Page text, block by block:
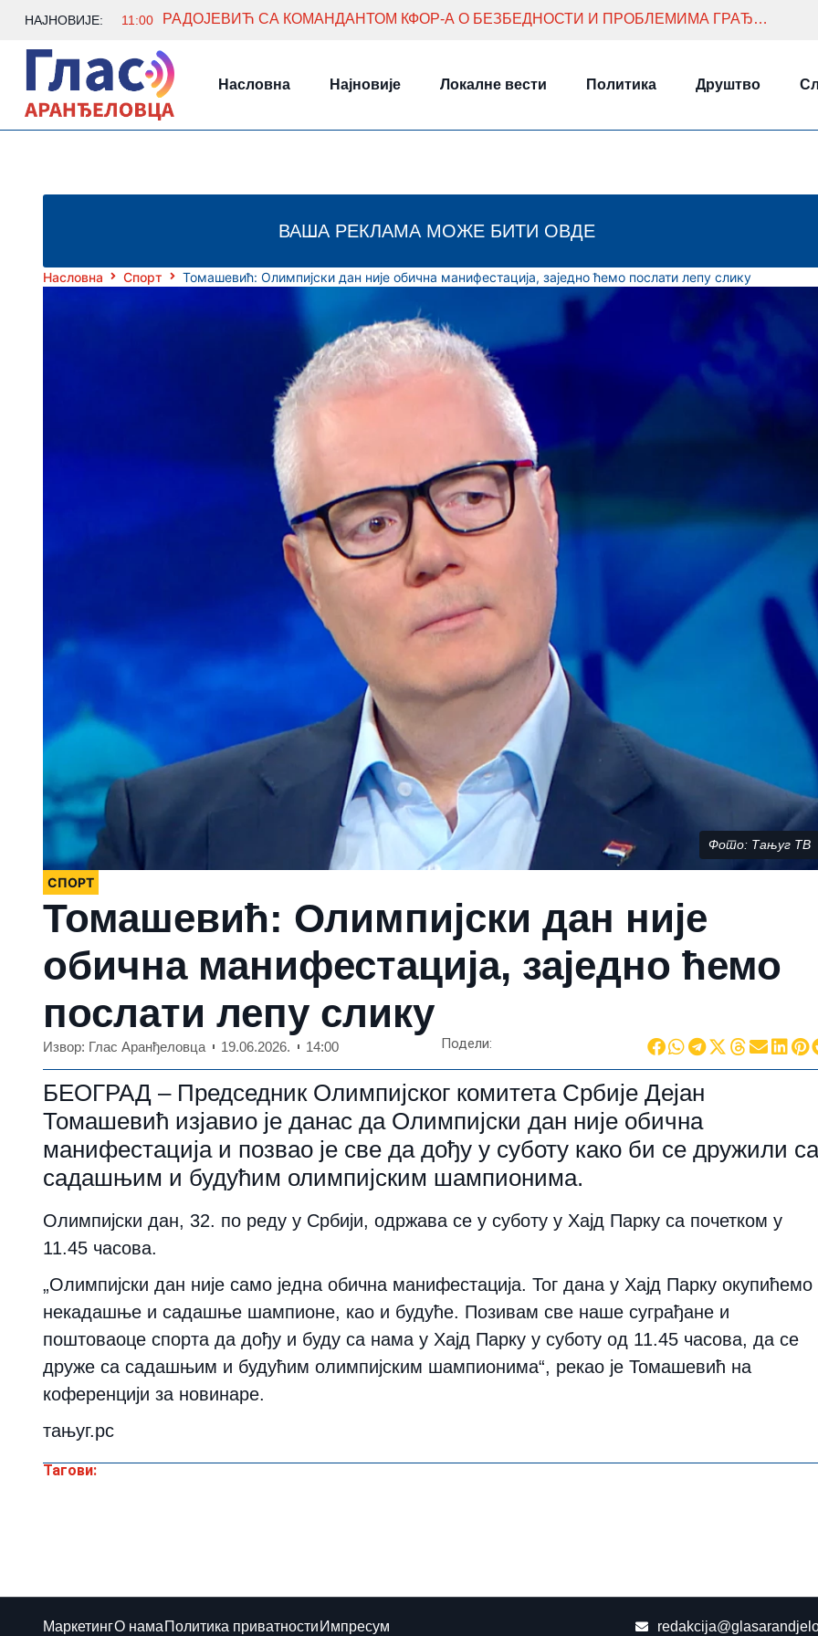
НАЈНОВИЈЕ: 11:00 РАДОЈЕВИЋ СА КОМАНДАНТОМ КФОР-А О БЕЗБЕДНОСТИ И ПРОБЛЕМИМА ГРАЂАНА СЕВЕРНЕ МИТРОВИЦЕ
Насловна Најновије Локалне вести Политика Друштво
ВАША РЕКЛАМА МОЖЕ БИТИ ОВДЕ
Насловна Спорт Томашевић: Олимпијски дан није обична манифестација, заједно ћемо послати лепу слику
Фото: Тањуг ТВ
СПОРТ
Томашевић: Олимпијски дан није
обична манифестација, заједно ћемо
послати лепу слику
Извор: Глас Аранђеловца 19.06.2026. 14:00 Подели:
БЕОГРАД – Председник Олимпијског комитета Србије Дејан
Томашевић изјавио је данас да Олимпијски дан није обична
манифестација и позвао је све да дођу у суботу како би се дружили са
садашњим и будућим олимпијским шампионима.
Олимпијски дан, 32. по реду у Србији, одржава се у суботу у Хајд Парку са почетком у
11.45 часова.
„Олимпијски дан није само једна обична манифестација. Тог дана у Хајд Парку окупићемо
некадашње и садашње шампионе, као и будуће. Позивам све наше суграђане и
поштоваоце спорта да дођу и буду са нама у Хајд Парку у суботу од 11.45 часова, да се
друже са садашњим и будућим олимпијским шампионима“, рекао је Томашевић на
коференцији за новинаре.
тањуг.рс
Тагови:
МаркетингО нама Политика приватности Импресум